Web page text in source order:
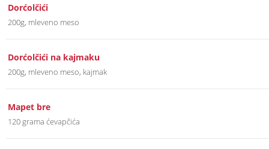
Dorćolčići
200g, mleveno meso
Dorćolčići na kajmaku
200g, mleveno meso, kajmak
Mapet bre
120 grama ćevapčića